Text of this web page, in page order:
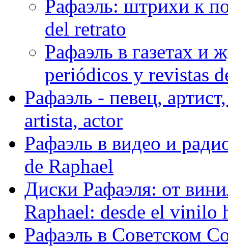
Рафаэль: штрихи к
del retrato
Рафаэль в газетах и
periódicos y revistas
Рафаэль - певец,
artista, actor
Рафаэль в видео и
de Raphael
Диски Рафаэля: от
Raphael: desde el vinilo
Рафаэль в Советском